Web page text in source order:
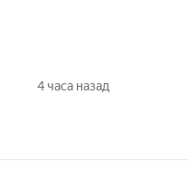
4 часа назад